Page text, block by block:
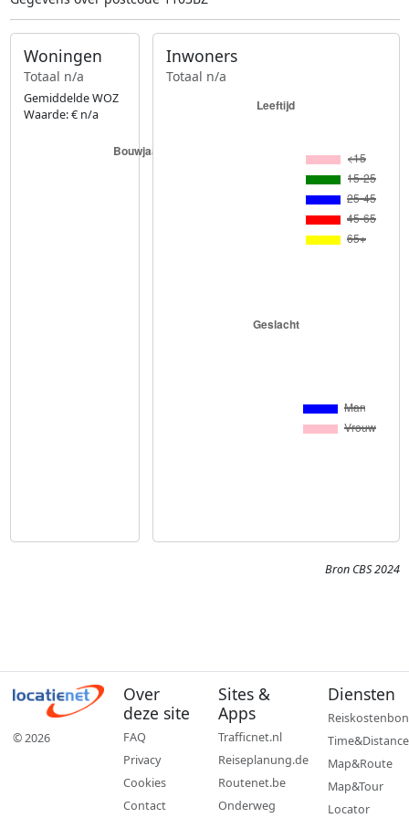
Woningen
Totaal n/a
Gemiddelde WOZ
Waarde: € n/a
Inwoners
Totaal n/a
Bron CBS 2024
© 2026
Over
deze site
FAQ
Privacy
Cookies
Contact
Sites &
Apps
Trafficnet.nl
Reiseplanung.de
Routenet.be
Onderweg
Diensten
Reiskostenbon
Time&Distance
Map&Route
Map&Tour
Locator